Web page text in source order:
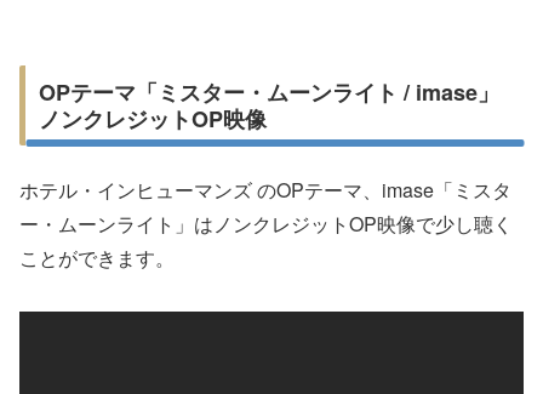
OPテーマ「ミスター・ムーンライト / imase」
ノンクレジットOP映像
ホテル・インヒューマンズ のOPテーマ、imase「ミスタ
ー・ムーンライト」はノンクレジットOP映像で少し聴く
ことができます。